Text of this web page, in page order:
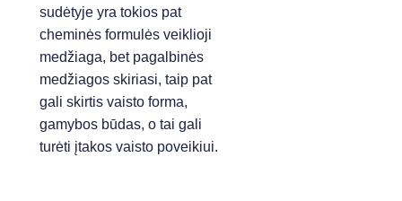
sudėtyje yra tokios pat
cheminės formulės veiklioji
medžiaga, bet pagalbinės
medžiagos skiriasi, taip pat
gali skirtis vaisto forma,
gamybos būdas, o tai gali
turėti įtakos vaisto poveikiui.